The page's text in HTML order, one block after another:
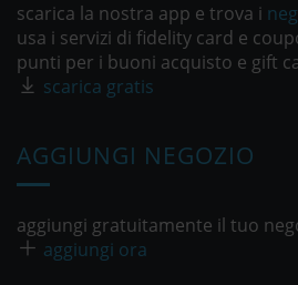
scarica la nostra app e trova i
usa i servizi di fidelity card e
punti per i buoni acquisto e gift
scarica gratis
AGGIUNGI NEGOZIO
aggiungi gratuitamente il tuo
aggiungi ora